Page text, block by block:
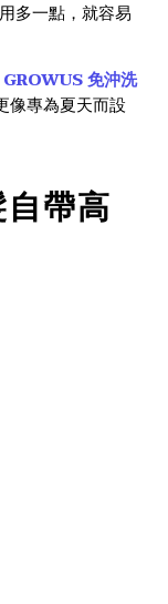
多一點，就容易
GROWUS 免沖洗
像專為夏天而設
帶高